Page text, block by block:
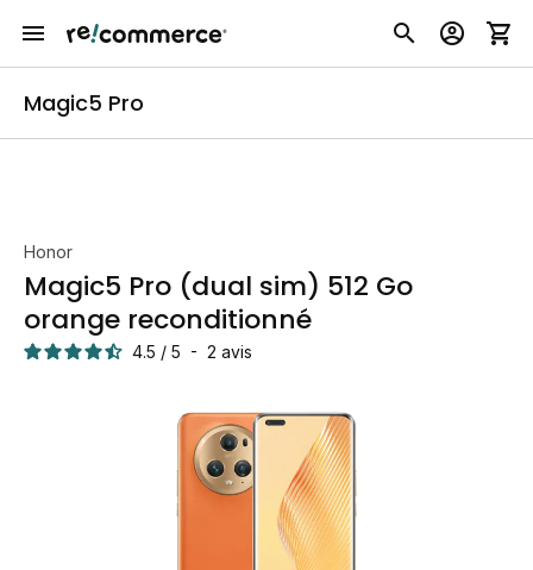
Magic5 Pro
Honor
Magic5 Pro (dual sim) 512 Go
orange reconditionné
4.5 / 5 - 2 avis